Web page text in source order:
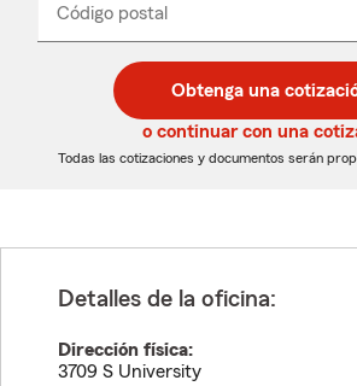
desplegable
Código postal
de
5
dígitos
de
5
dígitos
_____
Obtenga una
o continuar con una
Todas las cotizaciones y documentos serán
Detalles de la oficina:
Dirección física:
3709 S University